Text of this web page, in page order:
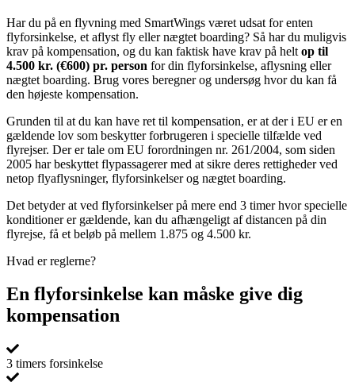
Har du på en flyvning med SmartWings været udsat for enten
flyforsinkelse, et aflyst fly eller nægtet boarding? Så har du muligvis
krav på kompensation, og du kan faktisk have krav på helt op til
4.500 kr. (€600) pr. person for din flyforsinkelse, aflysning eller
nægtet boarding. Brug vores beregner og undersøg hvor du kan få
den højeste kompensation.
Grunden til at du kan have ret til kompensation, er at der i EU er en
gældende lov som beskytter forbrugeren i specielle tilfælde ved
flyrejser. Der er tale om EU forordningen nr. 261/2004, som siden
2005 har beskyttet flypassagerer med at sikre deres rettigheder ved
netop flyaflysninger, flyforsinkelser og nægtet boarding.
Det betyder at ved flyforsinkelser på mere end 3 timer hvor specielle
konditioner er gældende, kan du afhængeligt af distancen på din
flyrejse, få et beløb på mellem 1.875 og 4.500 kr.
Hvad er reglerne?
En flyforsinkelse kan måske give dig
kompensation
3 timers forsinkelse